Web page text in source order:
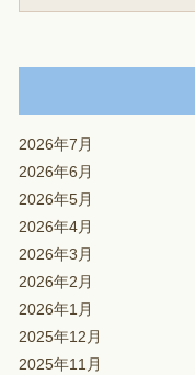
2026年7月
2026年6月
2026年5月
2026年4月
2026年3月
2026年2月
2026年1月
2025年12月
2025年11月